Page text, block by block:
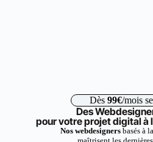
Dès 99€/mois
Des
pour votre projet digital à
Nos webdesigners basés à